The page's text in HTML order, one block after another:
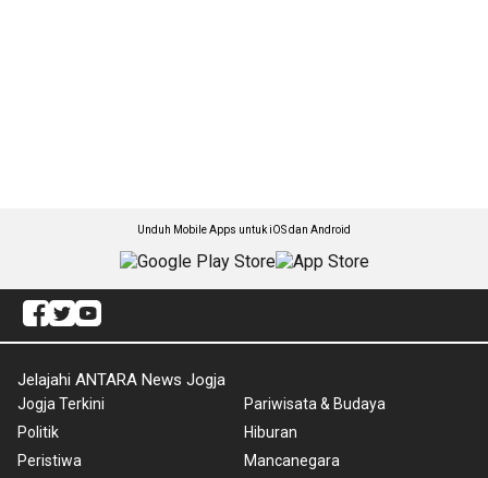
Unduh Mobile Apps untuk iOS dan Android
Jelajahi ANTARA News Jogja
Jogja Terkini
Politik
Peristiwa
Pariwisata & Budaya
Hiburan
Mancanegara